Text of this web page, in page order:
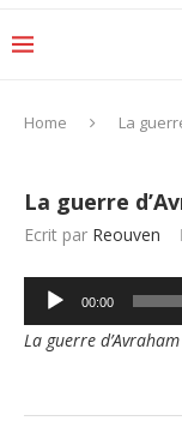
Home La
La guerre
Ecrit par Reouven
Lecteur
audio
00:00
La guerre